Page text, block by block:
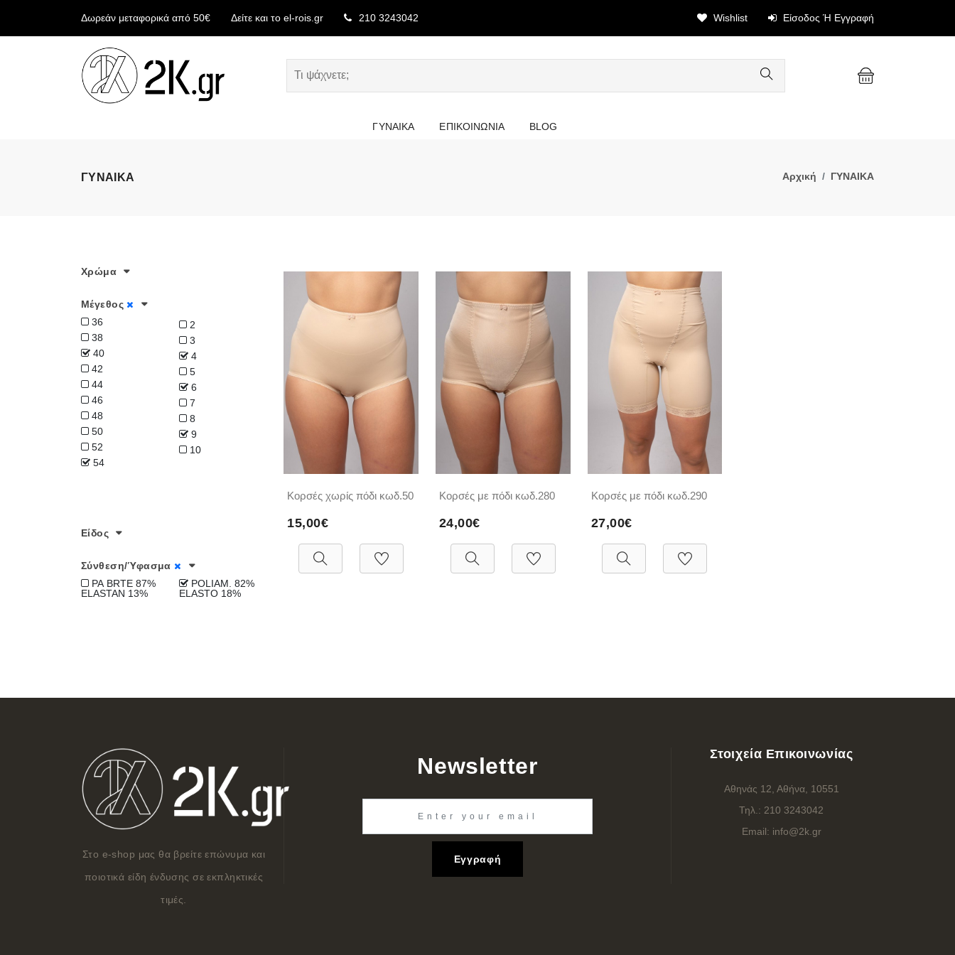
Δωρεάν μεταφορικά από 50€ Δείτε και το el-rois.gr 210 3243042 Wishlist Είσοδος Ή Εγγραφή
ΓΥΝΑΙΚΑ ΕΠΙΚΟΙΝΩΝΙΑ BLOG
ΓΥΝΑΙΚΑ Αρχική ΓΥΝΑΙΚΑ
Χρώμα
Μέγεθος
36
38
40
42
44
46
48
50
52
54
2
3
4
5
6
7
8
9
10
Είδος
Σύνθεση/Ύφασμα
PA BRTE 87%
ELASTAN 13%
POLIAM. 82%
ELASTO 18%
Κορσές χωρίς πόδι κωδ.50
15,00€
Κορσές με πόδι κωδ.280
24,00€
Κορσές με πόδι κωδ.290
27,00€
Στο e-shop μας θα βρείτε επώνυμα και
ποιοτικά είδη ένδυσης σε εκπληκτικές
τιμές.
Newsletter
Εγγραφή
Στοιχεία Επικοινωνίας
Αθηνάς 12, Αθήνα, 10551
Τηλ.: 210 3243042
Email: info@2k.gr